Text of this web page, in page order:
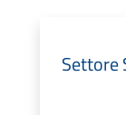
Settore